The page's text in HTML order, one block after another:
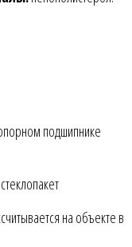
подшипнике
на объекте в